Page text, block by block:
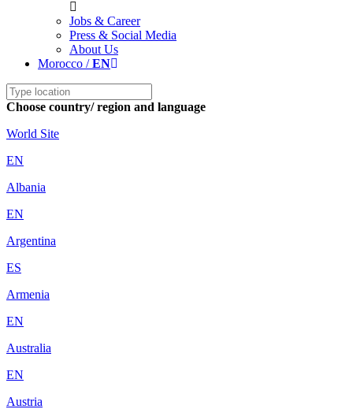
Jobs & Career
Press & Social Media
About Us
Morocco /EN
Choose country/ region and language
World Site
EN
Albania
EN
Argentina
ES
Armenia
EN
Australia
EN
Austria